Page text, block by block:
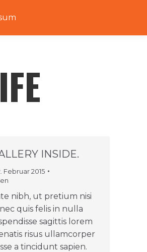
INSIDE.
Februar 2015
nibh, ut pretium nisi
quis felis in nulla
sagittis lorem
risus ullamcorper
a tincidunt sapien.